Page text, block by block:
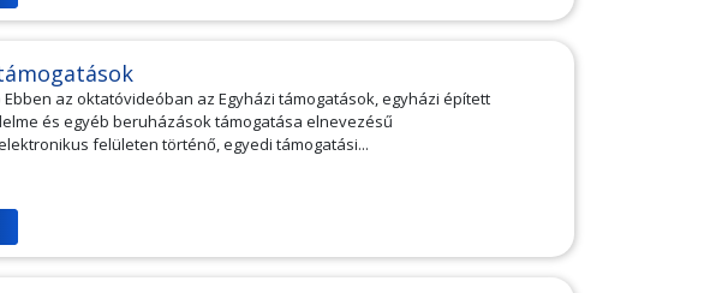
az oktatóvideóban az Egyházi támogatások, egyházi épített
és egyéb beruházások támogatása elnevezésű
felületen történő, egyedi támogatási...